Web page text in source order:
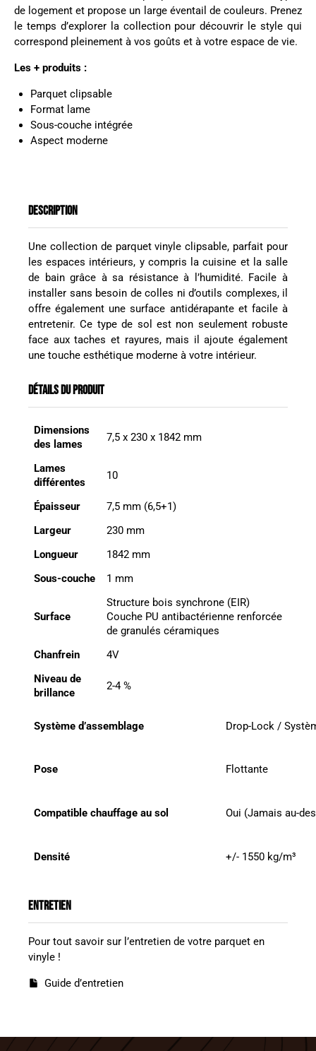
de logement et propose un large éventail de couleurs. Prenez
le temps d’explorer la collection pour découvrir le style qui
correspond pleinement à vos goûts et à votre espace de vie.
Les + produits :
Parquet clipsable
Format lame
Sous-couche intégrée
Aspect moderne
DESCRIPTION
Une collection de parquet vinyle clipsable, parfait pour
les espaces intérieurs, y compris la cuisine et la salle
de bain grâce à sa résistance à l’humidité. Facile à
installer sans besoin de colles ni d’outils complexes, il
offre également une surface antidérapante et facile à
entretenir. Ce type de sol est non seulement robuste
face aux taches et rayures, mais il ajoute également
une touche esthétique moderne à votre intérieur.
DÉTAILS DU PRODUIT
Dimensions
des lames
7,5 x 230 x 1842 mm
Lames
différentes
10
Épaisseur
7,5 mm (6,5+1)
Largeur
230 mm
Longueur
1842 mm
Sous-couche
1 mm
Surface
Structure bois synchrone (EIR)
Couche PU antibactérienne renforcée
de granulés céramiques
Chanfrein
4V
Niveau de
brillance
2-4 %
Système d’assemblage Drop-Lock /
Pose Flottante
Compatible chauffage au sol Oui (Jamais au-
Densité +/- 1550 kg/m³
ENTRETIEN
Pour tout savoir sur l’entretien de votre parquet en
vinyle !
Guide d’entretien